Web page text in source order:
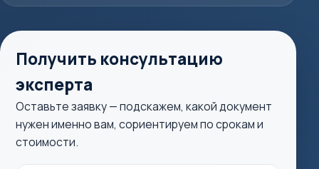
Получить консультацию
эксперта
Оставьте заявку — подскажем, какой документ
нужен именно вам, сориентируем по срокам и
стоимости.